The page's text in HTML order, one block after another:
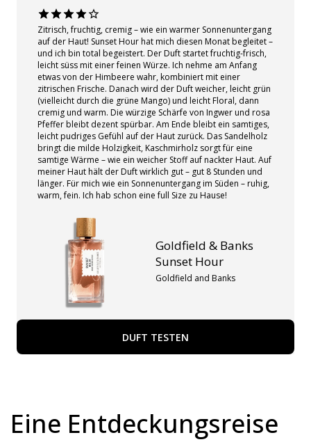
Zitrisch, fruchtig, cremig – wie ein warmer Sonnenuntergang
auf der Haut! Sunset Hour hat mich diesen Monat begleitet –
und ich bin total begeistert. Der Duft startet fruchtig-frisch,
leicht süss mit einer feinen Würze. Ich nehme am Anfang
etwas von der Himbeere wahr, kombiniert mit einer
zitrischen Frische. Danach wird der Duft weicher, leicht grün
(vielleicht durch die grüne Mango) und leicht Floral, dann
cremig und warm. Die würzige Schärfe von Ingwer und rosa
Pfeffer bleibt dezent spürbar. Am Ende bleibt ein samtiges,
leicht pudriges Gefühl auf der Haut zurück. Das Sandelholz
bringt die milde Holzigkeit, Kaschmirholz sorgt für eine
samtige Wärme – wie ein weicher Stoff auf nackter Haut. Auf
meiner Haut hält der Duft wirklich gut – gut 8 Stunden und
länger. Für mich wie ein Sonnenuntergang im Süden – ruhig,
warm, fein. Ich hab schon eine full Size zu Hause!
Goldfield & Banks
Sunset Hour
Goldfield and Banks
DUFT TESTEN
Eine Entdeckungsreise